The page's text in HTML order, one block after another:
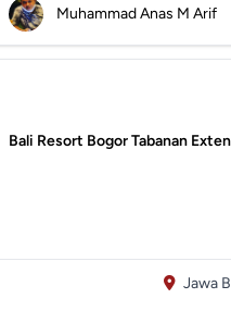
Muhammad Anas M Arif
Bali Resort Bogor Tabanan
Jawa